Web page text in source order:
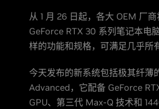
从 1 月 26 日起，各大 OEM 厂
GeForce RTX 30 系列笔记本电
样的功能和规格，可满足几乎所
今天发布的新系统包括极其纤薄
Advanced，它配备 GeForce
GPU、第三代 Max-Q 技术和